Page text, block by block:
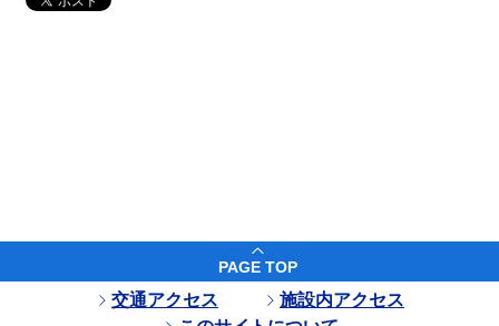
PAGE TOP
交通アクセス
施設内アクセス